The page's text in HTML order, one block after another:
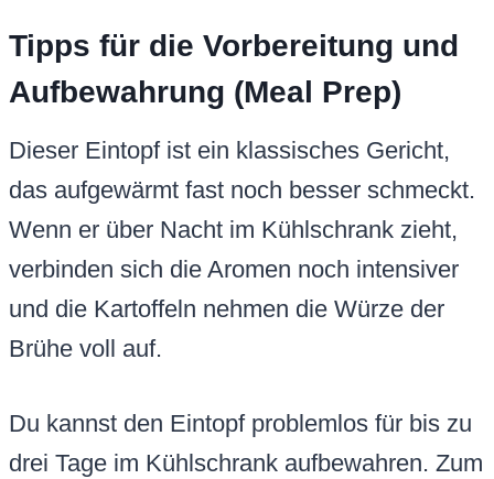
Tipps für die Vorbereitung und
Aufbewahrung (Meal Prep)
Dieser Eintopf ist ein klassisches Gericht,
das aufgewärmt fast noch besser schmeckt.
Wenn er über Nacht im Kühlschrank zieht,
verbinden sich die Aromen noch intensiver
und die Kartoffeln nehmen die Würze der
Brühe voll auf.
Du kannst den Eintopf problemlos für bis zu
drei Tage im Kühlschrank aufbewahren. Zum